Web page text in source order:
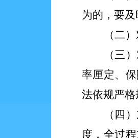
为的，要
（二
（三
率厘定、
法依规严格
（四
度，全过